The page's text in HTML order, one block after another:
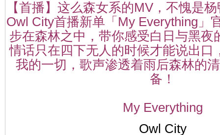
【首播】这么森女系的MV，不愧是
Owl City首播新单「My Everything」
步在森林之中，带你感受白日与黑夜
情话只在四下无人的时候才能说出 口
我的一切，歌声渗透着雨后森林的
备！
My Everything
Owl City